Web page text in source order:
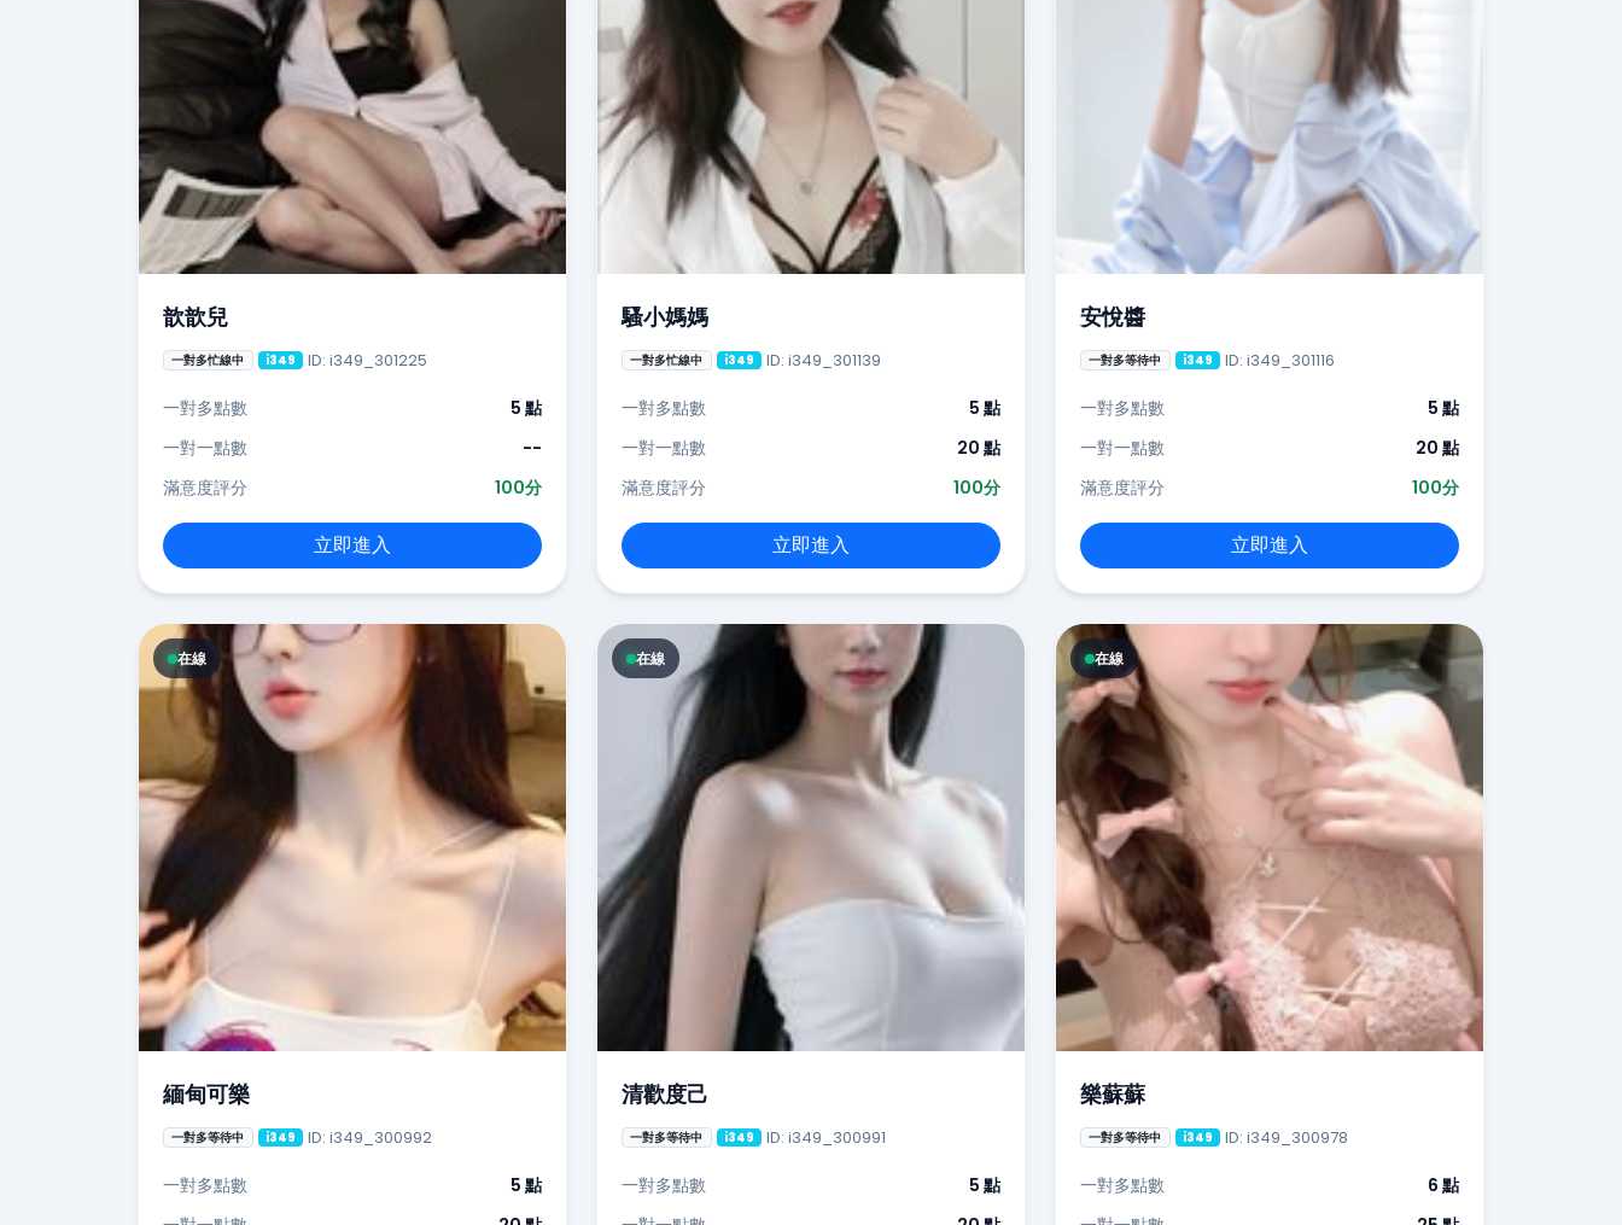
歆歆兒
一對多忙線中 i349 ID: i349_301225
一對多點數
5 點
一對一點數
--
滿意度評分
100分
立即進入
騷小媽媽
一對多忙線中 i349 ID: i349_301139
一對多點數
5 點
一對一點數
20 點
滿意度評分
100分
立即進入
安悅醬
一對多等待中 i349 ID: i349_301116
一對多點數
5 點
一對一點數
20 點
滿意度評分
100分
立即進入
在線
緬甸可樂
一對多等待中 i349 ID: i349_300992
一對多點數
5 點
在線
清歡度己
一對多等待中 i349 ID: i349_300991
一對多點數
5 點
在線
樂蘇蘇
一對多等待中 i349 ID: i349_300978
一對多點數
6 點